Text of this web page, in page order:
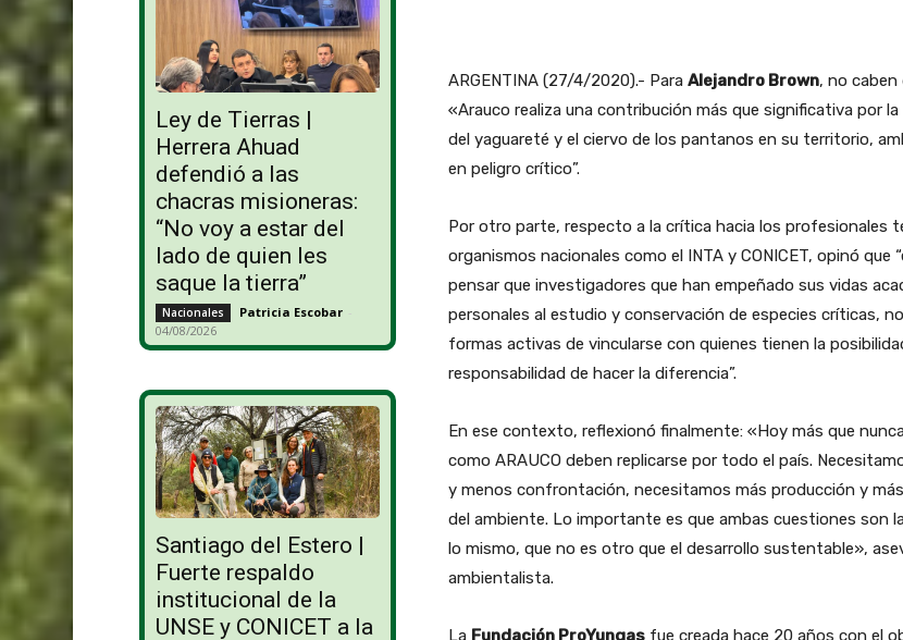
Ley de Tierras |
Herrera Ahuad
defendió a las
chacras misioneras:
“No voy a estar del
lado de quien les
saque la tierra”
Nacionales Patricia Escobar -
04/08/2026
Santiago del Estero |
Fuerte respaldo
institucional de la
UNSE y CONICET a la
ARGENTINA (27/4/2020).- Para Alejandro Brown, no caben
«Arauco realiza una contribución más que significativa por
del yaguareté y el ciervo de los pantanos en su territorio,
en peligro crítico”.
Por otro parte, respecto a la crítica hacia los profesionales
organismos nacionales como el INTA y CONICET, opinó que
pensar que investigadores que han empeñado sus vidas
personales al estudio y conservación de especies críticas,
formas activas de vincularse con quienes tienen la
responsabilidad de hacer la diferencia”.
En ese contexto, reflexionó finalmente: «Hoy más que
como ARAUCO deben replicarse por todo el país.
y menos confrontación, necesitamos más producción y
del ambiente. Lo importante es que ambas cuestiones son
lo mismo, que no es otro que el desarrollo sustentable»,
ambientalista.
La Fundación ProYungasfue creada hace 20 años con el